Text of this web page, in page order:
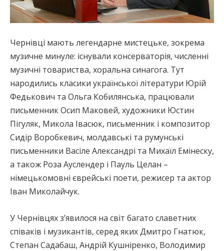
Чернівці мають легендарне мистецьке, зокрема
музичне минуле: існували консерваторія, численні
музичні товариства, хоральна синагога. Тут
народились класики української літератури Юрій
Федькович та Ольга Кобилянська, працювали
письменник Осип Маковей, художники Юстин
Пігуляк, Микола Івасюк, письменник і композитор
Сидір Воробкевич, молдавські та румунські
письменники Васіле Александрі та Михаїл Емінеску,
а також Роза Ауслендер і Пауль Целан –
німецькомовні єврейські поети, режисер та актор
Іван Миколайчук.
У Чернівцях з’явилося на світ багато славетних
співаків і музикантів, серед яких Дмитро Гнатюк,
Степан Садабаш, Андрій Кушніренко, Володимир